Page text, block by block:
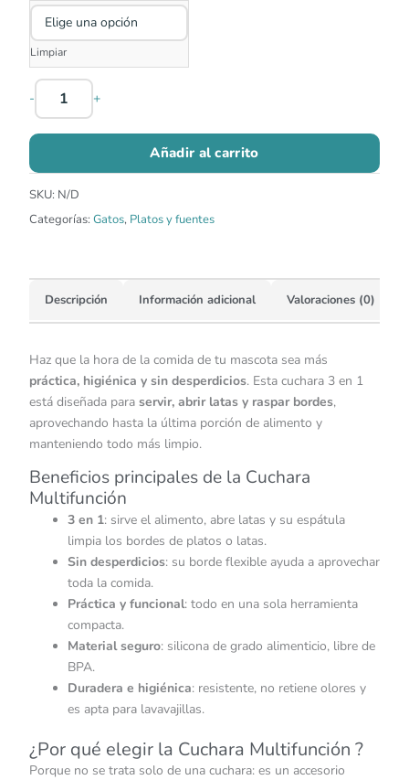
Limpiar
- +
Añadir al carrito
SKU: N/D
Categorías: Gatos, Platos y fuentes
Descripción Información adicional Valoraciones (0)
Haz que la hora de la comida de tu mascota sea más
práctica, higiénica y sin desperdicios. Esta cuchara 3 en 1
está diseñada para servir, abrir latas y raspar bordes,
aprovechando hasta la última porción de alimento y
manteniendo todo más limpio.
Beneficios principales de la Cuchara
Multifunción
3 en 1: sirve el alimento, abre latas y su espátula
limpia los bordes de platos o latas.
Sin desperdicios: su borde flexible ayuda a aprovechar
toda la comida.
Práctica y funcional: todo en una sola herramienta
compacta.
Material seguro: silicona de grado alimenticio, libre de
BPA.
Duradera e higiénica: resistente, no retiene olores y
es apta para lavavajillas.
¿Por qué elegir la Cuchara Multifunción ?
Porque no se trata solo de una cuchara: es un accesorio